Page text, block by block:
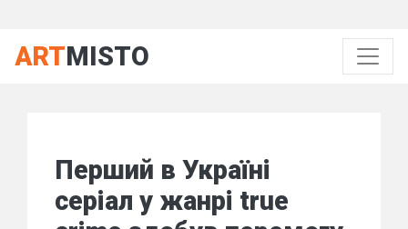
ARTMISTO
Перший в Україні
серіал у жанрі true